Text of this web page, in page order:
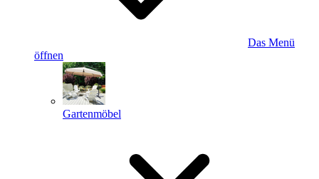
Das Menü
öffnen
Gartenmöbel